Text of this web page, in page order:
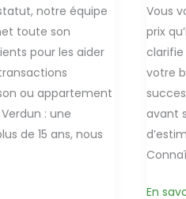
notre équipe
toute son
pour les aider
ou appartement
: une
de 15 ans, nous
Vous
prix
votre
avant
En